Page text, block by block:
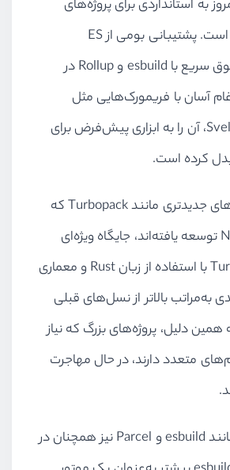
به استانداردی برای پروژه‌های
جدید تبدیل شده است. پشتیبانی بومی از ES
Modules، بیلد فوق سریع با esbuild و Rollup در
آسان با فریمورک‌هایی مثل
React ،Vue و Svelte، آن را به ابزاری پیش‌فرض برای
کرده است.
در کنار Vite، ابزارهای جدیدتری مانند Turbopack که
توسط تیم Next.js توسعه یافته‌اند، جایگاه ویژه‌ای
یافته‌اند. Turbopack با استفاده از زبان Rust و معماری
به‌مراتب بالاتر از نسل‌های قبلی
دلیل، پروژه‌های بزرگ که نیاز
متعدد دارند، در حال مهاجرت
ابزارهای دیگری مانند esbuild و Parcel نیز همچنان در